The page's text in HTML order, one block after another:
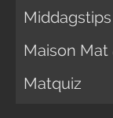
Middagstips
Maison Mat
Matquiz